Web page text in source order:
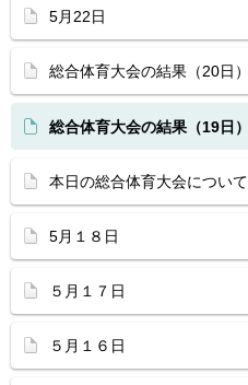
5月22日
総合体育大会の結果（20日）
総合体育大会の結果（19日）
本日の総合体育大会について
5月１８日
５月１７日
５月１６日